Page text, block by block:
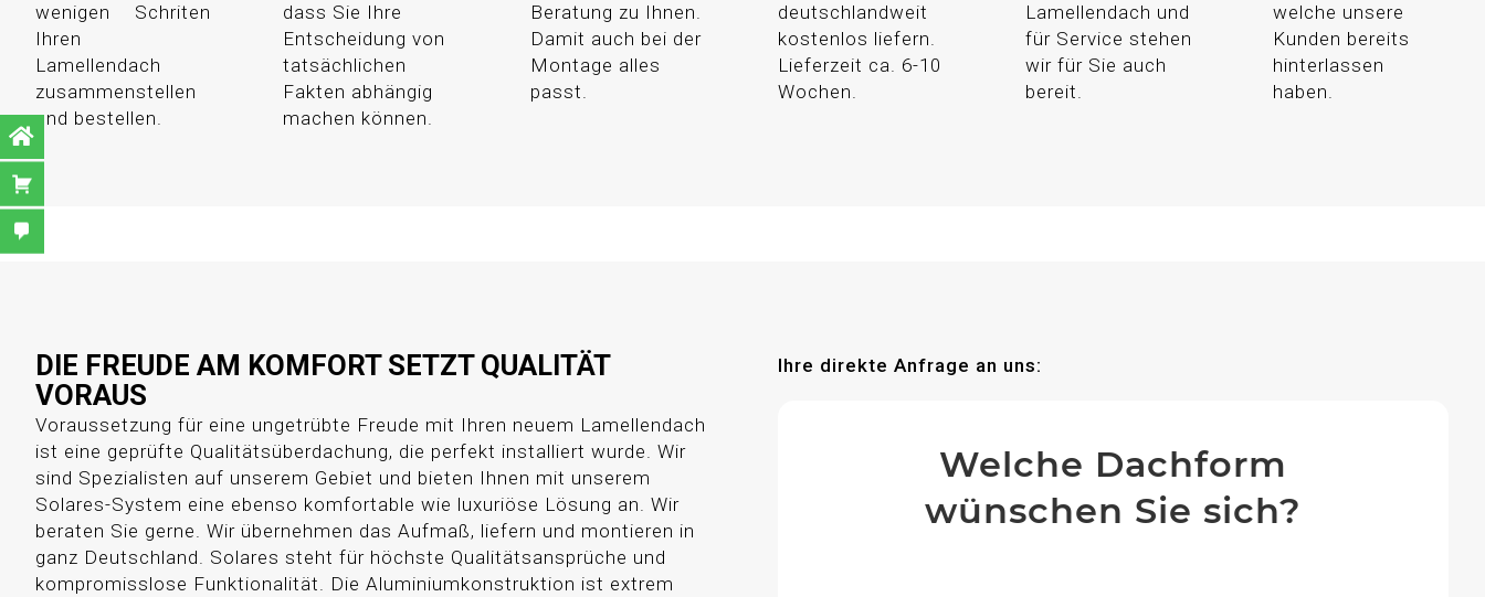
wenigen Schriten
Ihren
Lamellendach
zusammenstellen
und bestellen.
dass Sie Ihre
Entscheidung von
tatsächlichen
Fakten abhängig
machen können.
Beratung zu Ihnen.
Damit auch bei der
Montage alles
passt.
deutschlandweit
kostenlos liefern.
Lieferzeit ca. 6-10
Wochen.
Lamellendach und
für Service stehen
wir für Sie auch
bereit.
welche unsere
Kunden bereits
hinterlassen
haben.
DIE FREUDE AM KOMFORT SETZT QUALITÄT
VORAUS
Voraussetzung für eine ungetrübte Freude mit Ihren neuem Lamellendach
ist eine geprüfte Qualitätsüberdachung, die perfekt installiert wurde. Wir
sind Spezialisten auf unserem Gebiet und bieten Ihnen mit unserem
Solares-System eine ebenso komfortable wie luxuriöse Lösung an. Wir
beraten Sie gerne. Wir übernehmen das Aufmaß, liefern und montieren in
ganz Deutschland. Solares steht für höchste Qualitätsansprüche und
kompromisslose Funktionalität. Die Aluminiumkonstruktion ist extrem
Ihre direkte Anfrage an uns:
Welche Dachform
wünschen Sie sich?